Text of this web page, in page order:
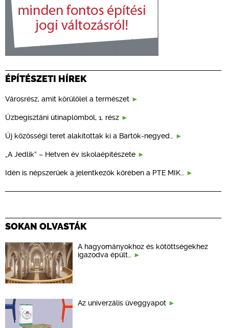
ÉPÍTÉSZETI HÍREK
Városrész, amit körülölel a természet
Üzbegisztáni útinaplómból, 1. rész
Új közösségi teret alakítottak ki a Bartók-negyed…
„A Jedlik” – Hetven év iskolaépítészete
Idén is népszerűek a jelentkezők körében a PTE MIK…
SOKAN OLVASTÁK
A hagyományokhoz és kötöttségekhez
igazodva épült…
Az univerzális üveggyapot